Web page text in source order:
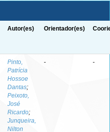
Autor(es) Orientador(es)
Pinto,
Patrícia
Hossoe
Dantas;
Peixoto,
José
Ricardo;
Junqueira,
Nilton
- -